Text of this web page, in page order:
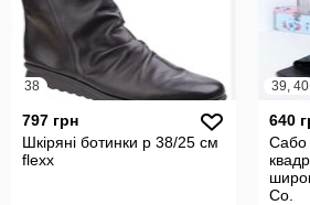
38
797 грн
Шкіряні ботинки р 38/25 см
flexx
39, 40
640
Сабо
Co.